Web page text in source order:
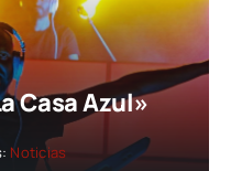
Casa Azul»
Noticias